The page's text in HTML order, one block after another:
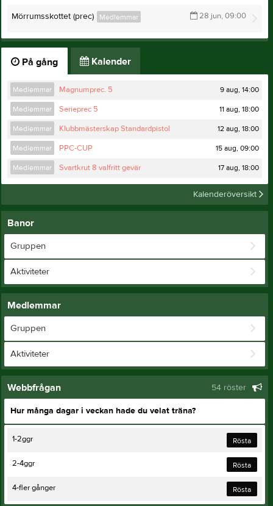
28 jun, 09:00
Medlemmar
Mörrumsskottet (prec)
På gång Kalender
Medlemmar Magnumprec. 5 9 aug, 14:00
Medlemmar Serieprec 5 11 aug, 18:00
Medlemmar Klubbmästerskap Standardpistol 12 aug, 18:00
Medlemmar PPC-CUP 15 aug, 09:00
Medlemmar Svartkrut 8 valfritt gevär 17 aug, 18:00
Kalenderöversikt
Banor
Gruppen
Aktiviteter
Medlemmar
Gruppen
Aktiviteter
Webbfrågan 54 röster
Hur många dagar i veckan hade du velat träna?
Rösta
1-2ggr
Rösta
2-4ggr
Rösta
4-fler gånger